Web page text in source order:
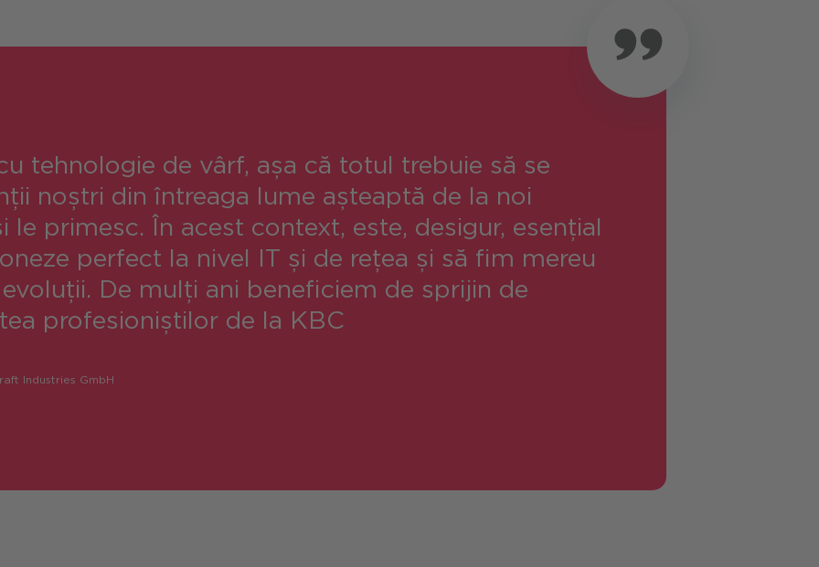
tehnologie de vârf, așa că totul trebuie să se
noștri din întreaga lume așteaptă de la noi
le primesc. În acest context, este, desigur, esențial
perfect la nivel IT și de rețea și să fim mereu
De mulți ani beneficiem de sprijin de
profesioniștilor de la KBC
Industries GmbH